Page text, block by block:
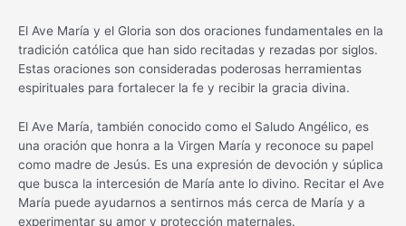
El Ave María y el Gloria son dos oraciones fundamentales en la
tradición católica que han sido recitadas y rezadas por siglos.
Estas oraciones son consideradas poderosas herramientas
espirituales para fortalecer la fe y recibir la gracia divina.
El Ave María, también conocido como el Saludo Angélico, es
una oración que honra a la Virgen María y reconoce su papel
como madre de Jesús. Es una expresión de devoción y súplica
que busca la intercesión de María ante lo divino. Recitar el Ave
María puede ayudarnos a sentirnos más cerca de María y a
experimentar su amor y protección maternales.